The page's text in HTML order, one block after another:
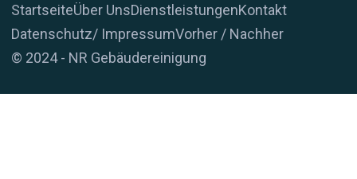
© 2024 - NR Gebäudereinigung
StartseiteÜber UnsDienstleistungenKontakt
Datenschutz/ ImpressumVorher / Nachher